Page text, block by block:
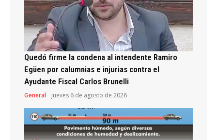
Quedó firme la condena al intendente Ramiro
Egüen por calumnias e injurias contra el
Ayudante Fiscal Carlos Brunelli
General jueves 6 de agosto de 2026